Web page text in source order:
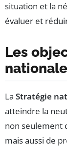
situation et la
évaluer et
Les
La Stratégie
atteindre la
non seulement
mais aussi de